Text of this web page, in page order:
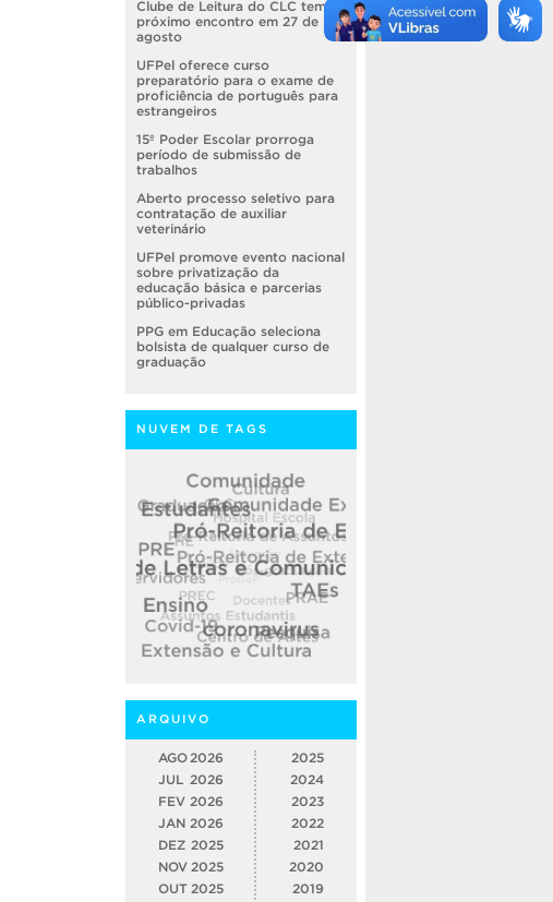
Clube de Leitura do CLC tem
próximo encontro em 27 de
agosto
UFPel oferece curso
preparatório para o exame de
proficiência de português para
estrangeiros
15º Poder Escolar prorroga
período de submissão de
trabalhos
Aberto processo seletivo para
contratação de auxiliar
veterinário
UFPel promove evento nacional
sobre privatização da
educação básica e parcerias
público-privadas
PPG em Educação seleciona
bolsista de qualquer curso de
graduação
NUVEM DE TAGS
ARQUIVO
AGO 2026
JUL 2026
FEV 2026
JAN 2026
DEZ 2025
NOV 2025
OUT 2025
2025
2024
2023
2022
2021
2020
2019